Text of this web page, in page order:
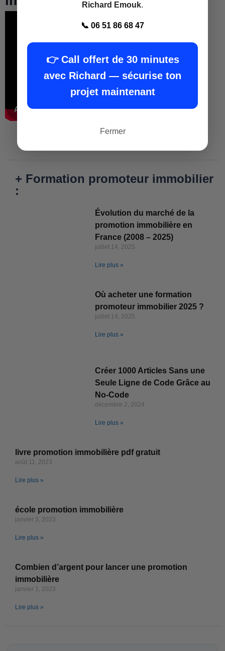
+ Formation promoteur immobilier
:
Évolution du marché de la
promotion immobilière en
France (2008 – 2025)
juillet 14, 2025
Lire plus »
Où acheter une formation
promoteur immobilier 2025 ?
juillet 14, 2025
Lire plus »
Créer 1000 Articles Sans une
Seule Ligne de Code Grâce au
No-Code
décembre 2, 2024
Lire plus »
livre promotion immobilière pdf gratuit
août 11, 2023
Lire plus »
école promotion immobilière
janvier 3, 2023
Lire plus »
Combien d’argent pour lancer une promotion
immobilière
janvier 1, 2023
Lire plus »
Richard Emouk.
📞 06 51 86 68 47
👉 Call offert de 30 minutes
avec Richard — sécurise ton
projet maintenant
Fermer